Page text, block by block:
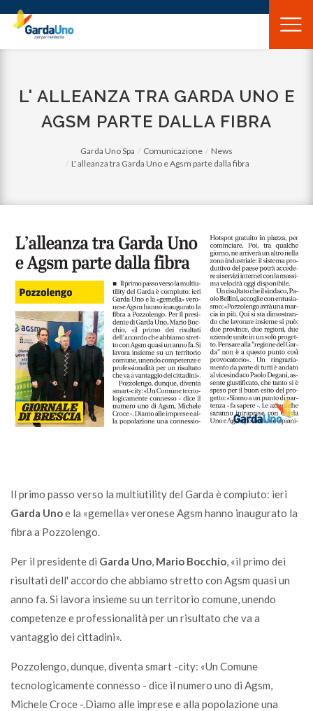
Gardauno
Spa
L' ALLEANZA TRA GARDA UNO E
AGSM PARTE DALLA FIBRA
Garda Uno Spa Comunicazione
News
L' alleanza tra Garda Uno e Agsm parte dalla fibra
Il primo passo verso la multiutility del Garda è compiuto: ieri
Garda Unoe la «gemella» veronese Agsm hanno inaugurato la
fibra a Pozzolengo.
Per il presidente di Garda Uno, Mario Bocchio, «il primo dei
risultati dell' accordo che abbiamo stretto con Agsm quasi un
anno fa. Si lavora insieme su un territorio comune, unendo
competenze e professionalità per un risultato che va a
vantaggio dei cittadini».
Pozzolengo, dunque, diventa smart -city: «Un Comune
tecnologicamente connesso - dice il numero uno di Agsm,
Michele Croce -.Diamo alle imprese e alla popolazione una